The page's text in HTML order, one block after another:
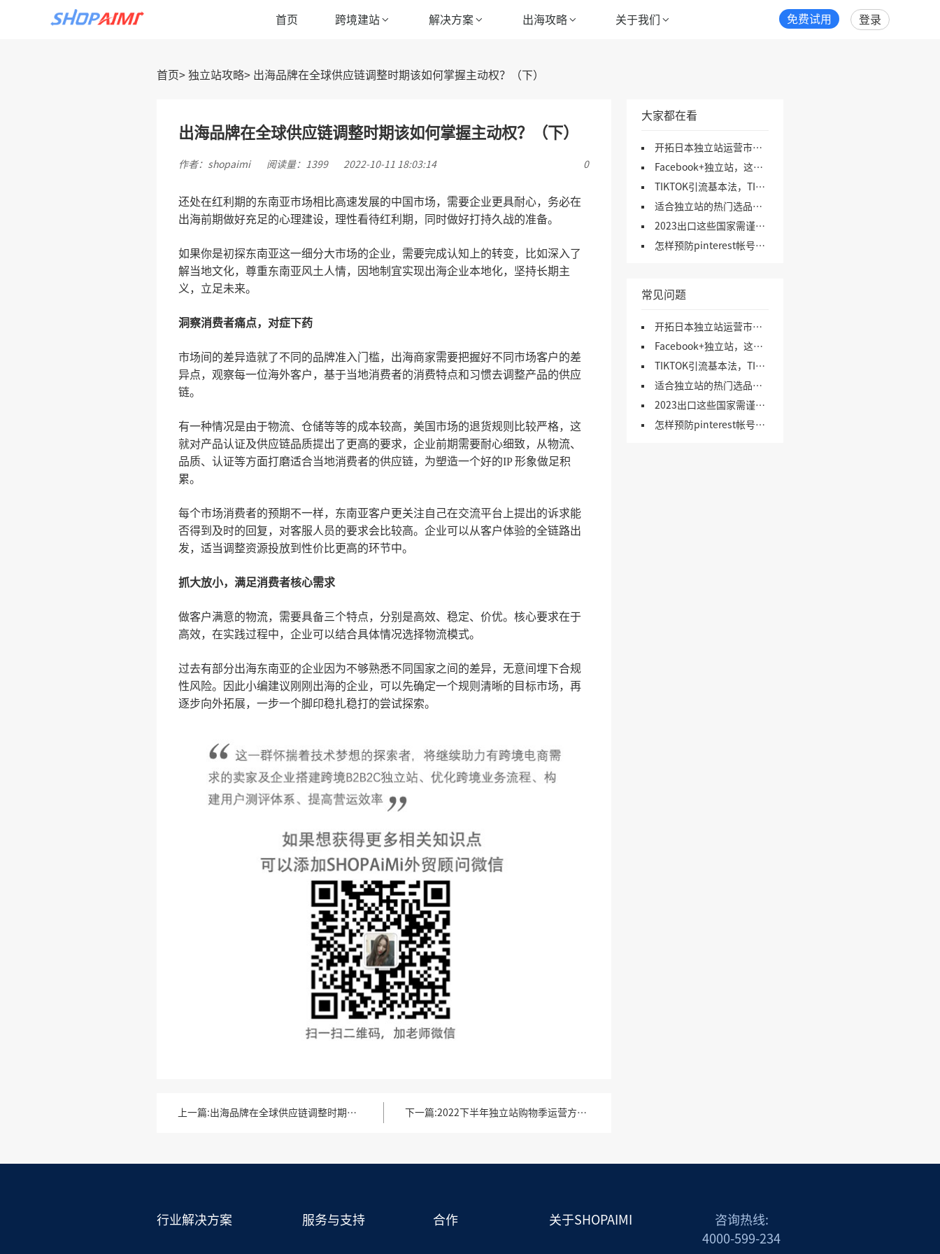
首页 跨境建站 解决方案 出海攻略 关于我们 免费试用 登录
首页 独立站攻略 出海品牌在全球供应链调整时期该如何掌握主动权？（下）
出海品牌在全球供应链调整时期该如何掌握主动权？（下）
作者：shopaimi 阅读量：1399 2022-10-11 18:03:14 0
还处在红利期的东南亚市场相比高速发展的中国市场，需要企业更具耐心，务必在
出海前期做好充足的心理建设，理性看待红利期，同时做好打持久战的准备。
如果你是初探东南亚这一细分大市场的企业，需要完成认知上的转变，比如深入了
解当地文化，尊重东南亚风土人情，因地制宜实现出海企业本地化，坚持长期主
义，立足未来。
洞察消费者痛点，对症下药
市场间的差异造就了不同的品牌准入门槛，出海商家需要把握好不同市场客户的差
异点，观察每一位海外客户，基于当地消费者的消费特点和习惯去调整产品的供应
链。
有一种情况是由于物流、仓储等等的成本较高，美国市场的退货规则比较严格，这
就对产品认证及供应链品质提出了更高的要求，企业前期需要耐心细致，从物流、
品质、认证等方面打磨适合当地消费者的供应链，为塑造一个好的IP 形象做足积
累。
每个市场消费者的预期不一样，东南亚客户更关注自己在交流平台上提出的诉求能
否得到及时的回复，对客服人员的要求会比较高。企业可以从客户体验的全链路出
发，适当调整资源投放到性价比更高的环节中。
抓大放小，满足消费者核心需求
做客户满意的物流，需要具备三个特点，分别是高效、稳定、价优。核心要求在于
高效，在实践过程中，企业可以结合具体情况选择物流模式。
过去有部分出海东南亚的企业因为不够熟悉不同国家之间的差异，无意间埋下合规
性风险。因此小编建议刚刚出海的企业，可以先确定一个规则清晰的目标市场，再
逐步向外拓展，一步一个脚印稳扎稳打的尝试探索。
大家都在看
开拓日本独立站运营市场，这些网站不可错过！（1）
Facebook+独立站，这5个引流思路，你要会！
TIKTOK引流基本法，TIKTOK营销引流方法，一文了解！
适合独立站的热门选品网站合集
2023出口这些国家需谨慎！（上）
怎样预防pinterest帐号被封及使用技巧
常见问题
开拓日本独立站运营市场，这些网站不可错过！（1）
Facebook+独立站，这5个引流思路，你要会！
TIKTOK引流基本法，TIKTOK营销引流方法，一文了解！
适合独立站的热门选品网站合集
2023出口这些国家需谨慎！（上）
怎样预防pinterest帐号被封及使用技巧
上一篇 出海品牌在全球供应链调整时期该如何掌握主动权？（上） 下一篇 2022下半年独立站购物季运营方向（上）
行业解决方案 服务与支持 合作 关于SHOPAIMI
咨询热线:
4000-599-234